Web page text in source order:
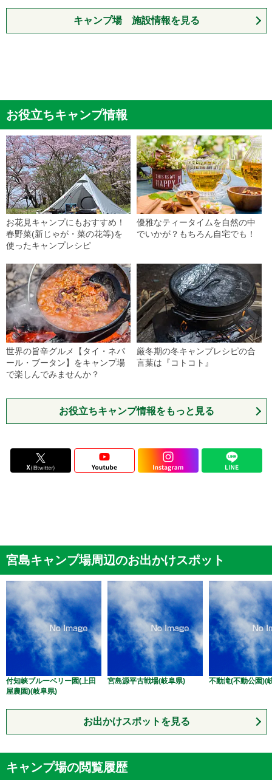
キャンプ場 施設情報を見る
お役立ちキャンプ情報
お花見キャンプにもおすすめ！
春野菜(新じゃが・菜の花等)を
使ったキャンプレシピ
優雅なティータイムを自然の中
でいかが？もちろん自宅でも！
世界の旨辛グルメ【タイ・ネパ
ール・ブータン】をキャンプ場
で楽しんでみませんか？
厳冬期の冬キャンプレシピの合
言葉は『コトコト』
お役立ちキャンプ情報をもっと見る
宮島キャンプ場周辺のお出かけスポット
付知峡ブルーベリー園(上田
屋農園)(岐阜県)
宮島源平古戦場(岐阜県) 不動滝(不動公園)(
お出かけスポットを見る
キャンプ場の閲覧履歴